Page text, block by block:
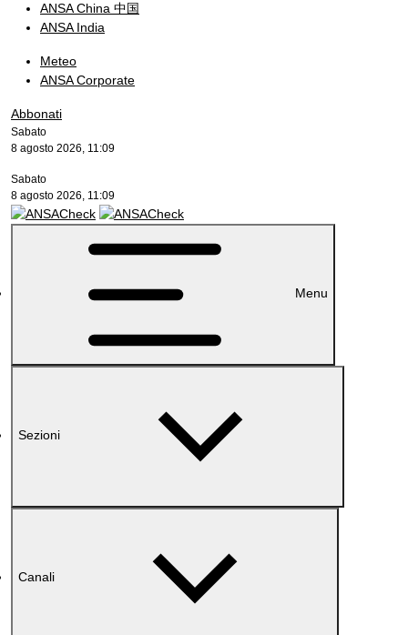
ANSA China 中国
ANSA India
Meteo
ANSA Corporate
Abbonati
Sabato
8 agosto 2026, 11:09
Sabato
8 agosto 2026, 11:09
Menu
Sezioni
Canali